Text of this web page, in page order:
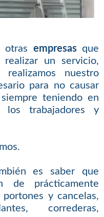
otras empresasque
un servicio,
nuestro
para no causar
teniendo en
los trabajadores y
es saber que
de prácticamente
y cancelas,
correderas,